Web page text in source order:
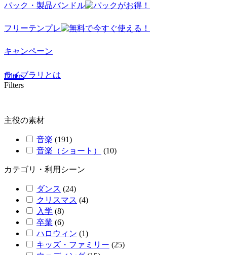
パック・製品バンドル
フリーテンプレ
キャンペーン
ライブラリとは
Filters
Filters
主役の素材
音楽 (191)
音楽（ショート）
(10)
カテゴリ・利用シーン
ダンス (24)
クリスマス (4)
入学 (8)
卒業 (6)
ハロウィン (1)
キッズ・ファミリー (25)